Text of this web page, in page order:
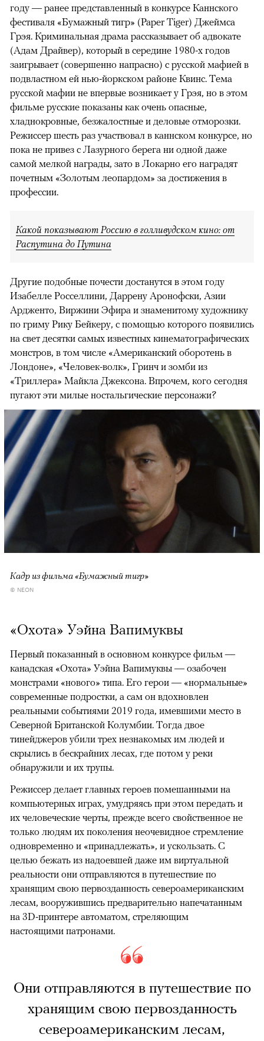
году — ранее представленный в конкурсе Каннского
фестиваля «Бумажный тигр» (Paper Tiger) Джеймса
Грэя. Криминальная драма рассказывает об адвокате
(Адам Драйвер), который в середине 1980-х годов
заигрывает (совершенно напрасно) с русской мафией в
подвластном ей нью-йоркском районе Квинс. Тема
русской мафии не впервые возникает у Грэя, но в этом
фильме русские показаны как очень опасные,
хладнокровные, безжалостные и деловые отморозки.
Режиссер шесть раз участвовал в каннском конкурсе, но
пока не привез с Лазурного берега ни одной даже
самой мелкой награды, зато в Локарно его наградят
почетным «Золотым леопардом» за достижения в
профессии.
Какой показывают Россию в голливудском кино: от
Распутина до Путина
Другие подобные почести достанутся в этом году
Изабелле Росселлини, Даррену Аронофски, Азии
Ардженто, Виржини Эфира и знаменитому художнику
по гриму Рику Бейкеру, с помощью которого появились
на свет десятки самых известных кинематографических
монстров, в том числе «Американский оборотень в
Лондоне», «Человек-волк», Гринч и зомби из
«Триллера» Майкла Джексона. Впрочем, кого сегодня
пугают эти милые ностальгические персонажи?
Кадр из фильма «Бумажный тигр»
© NEON
«Охота» Уэйна Вапимуквы
Первый показанный в основном конкурсе фильм —
канадская «Охота» Уэйна Вапимуквы — озабочен
монстрами «нового» типа. Его герои — «нормальные»
современные подростки, а сам он вдохновлен
реальными событиями 2019 года, имевшими место в
Северной Британской Колумбии. Тогда двое
тинейджеров убили трех незнакомых им людей и
скрылись в бескрайних лесах, где потом у реки
обнаружили и их трупы.
Режиссер делает главных героев помешанными на
компьютерных играх, умудряясь при этом передать и
их человеческие черты, прежде всего свойственное не
только людям их поколения неочевидное стремление
одновременно и «принадлежать», и ускользать. С
целью бежать из надоевшей даже им виртуальной
реальности они отправляются в путешествие по
хранящим свою первозданность североамериканским
лесам, вооружившись предварительно напечатанным
на 3D-принтере автоматом, стреляющим
настоящими патронами.
Они отправляются в путешествие по
хранящим свою первозданность
североамериканским лесам,